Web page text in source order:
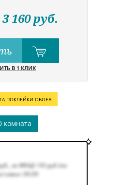
3 160руб.
В 1 КЛИК
ПОКЛЕЙКИ ОБОЕВ
комната
за МКАД +50руб. /км
09.09